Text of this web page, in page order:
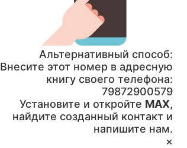
Альтернативный способ:
Внесите этот номер в адресную
книгу своего телефона:
79872900579
Установите и откройте MAX,
найдите созданный контакт и
напишите нам.
×